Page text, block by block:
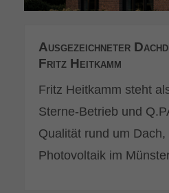
Ausgezeichneter
Fritz Heitkamm
Fritz Heitkamm steht
Sterne-Betrieb und
Qualität rund um Dach,
Photovoltaik im